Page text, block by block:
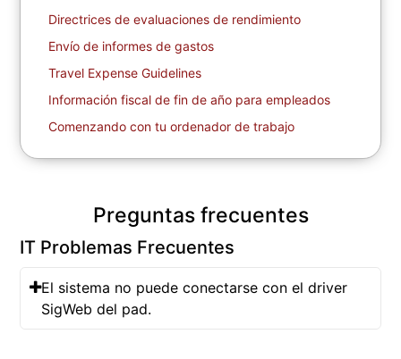
Directrices de evaluaciones de rendimiento
Envío de informes de gastos
Travel Expense Guidelines
Información fiscal de fin de año para empleados
Comenzando con tu ordenador de trabajo
Preguntas frecuentes
IT Problemas Frecuentes
El sistema no puede conectarse con el driver
SigWeb del pad.